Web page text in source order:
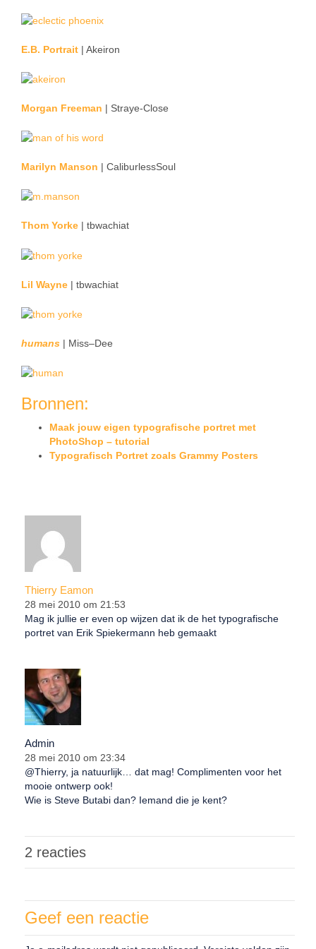
E.B. Portrait | Akeiron
Morgan Freeman | Straye-Close
Marilyn Manson | CaliburlessSoul
Thom Yorke | tbwachiat
Lil Wayne | tbwachiat
humans | Miss–Dee
Bronnen:
Maak jouw eigen typografische portret met
PhotoShop – tutorial
Typografisch Portret zoals Grammy Posters
Thierry Eamon
28 mei 2010 om 21:53
Mag ik jullie er even op wijzen dat ik de het typografische
portret van Erik Spiekermann heb gemaakt
Admin
28 mei 2010 om 23:34
@Thierry, ja natuurlijk… dat mag! Complimenten voor het
mooie ontwerp ook!
Wie is Steve Butabi dan? Iemand die je kent?
2 reacties
Geef een reactie